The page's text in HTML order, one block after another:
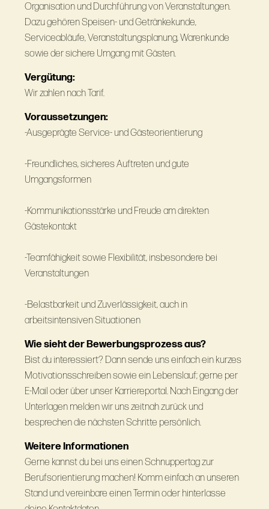
Organisation und Durchführung von Veranstaltungen.
Dazu gehören Speisen- und Getränkekunde,
Serviceabläufe, Veranstaltungsplanung, Warenkunde
sowie der sichere Umgang mit Gästen.
Vergütung:
Wir zahlen nach Tarif.
Voraussetzungen:
-Ausgeprägte Service- und Gästeorientierung
-Freundliches, sicheres Auftreten und gute
Umgangsformen
-Kommunikationsstärke und Freude am direkten
Gästekontakt
-Teamfähigkeit sowie Flexibilität, insbesondere bei
Veranstaltungen
-Belastbarkeit und Zuverlässigkeit, auch in
arbeitsintensiven Situationen
Wie sieht der Bewerbungsprozess aus?
Bist du interessiert? Dann sende uns einfach ein kurzes
Motivationsschreiben sowie ein Lebenslauf; gerne per
E-Mail oder über unser Karriereportal. Nach Eingang der
Unterlagen melden wir uns zeitnah zurück und
besprechen die nächsten Schritte persönlich.
Weitere Informationen
Gerne kannst du bei uns einen Schnuppertag zur
Berufsorientierung machen! Komm einfach an unseren
Stand und vereinbare einen Termin oder hinterlasse